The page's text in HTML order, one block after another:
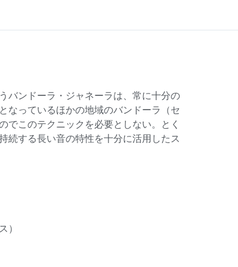
バンドーラ・ジャネーラは、常に十分の
なっているほかの地域のバンドーラ（セ
でこのテクニックを必要としない。とく
続する長い音の特性を十分に活用したス
）